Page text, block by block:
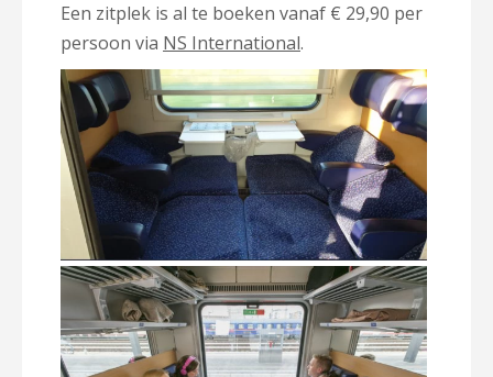
Een zitplek is al te boeken vanaf € 29,90 per
persoon via NS International.